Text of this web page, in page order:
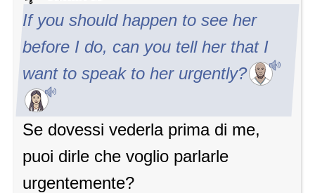
If you should happen to see her
before I do, can you tell her that I
want to speak to her urgently?
Se dovessi vederla prima di me,
puoi dirle che voglio parlarle
urgentemente?